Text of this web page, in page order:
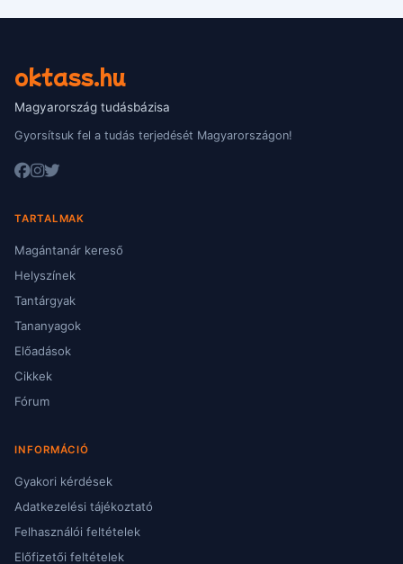
oktass.hu
Magyarország tudásbázisa
Gyorsítsuk fel a tudás terjedését Magyarországon!
TARTALMAK
Magántanár kereső
Helyszínek
Tantárgyak
Tananyagok
Előadások
Cikkek
Fórum
INFORMÁCIÓ
Gyakori kérdések
Adatkezelési tájékoztató
Felhasználói feltételek
Előfizetői feltételek